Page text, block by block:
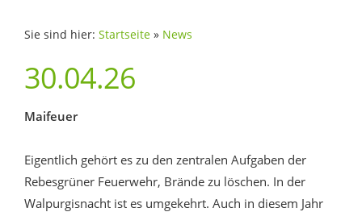
Sie sind hier: Startseite » News
30.04.26
Maifeuer
Eigentlich gehört es zu den zentralen Aufgaben der
Rebesgrüner Feuerwehr, Brände zu löschen. In der
Walpurgisnacht ist es umgekehrt. Auch in diesem Jahr